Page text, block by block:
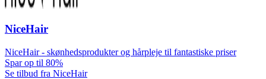
NiceHair
NiceHair - skønhedsprodukter og hårpleje til fantastiske priser
Spar op til 80%
Se tilbud fra NiceHair